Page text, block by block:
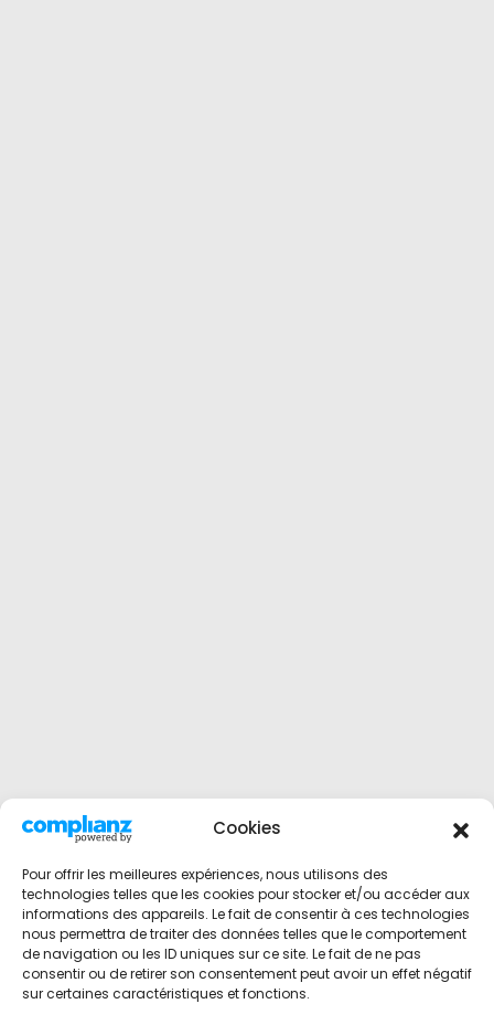
Cookies
Pour offrir les meilleures expériences, nous utilisons des
technologies telles que les cookies pour stocker et/ou accéder aux
informations des appareils. Le fait de consentir à ces technologies
nous permettra de traiter des données telles que le comportement
de navigation ou les ID uniques sur ce site. Le fait de ne pas
consentir ou de retirer son consentement peut avoir un effet négatif
sur certaines caractéristiques et fonctions.